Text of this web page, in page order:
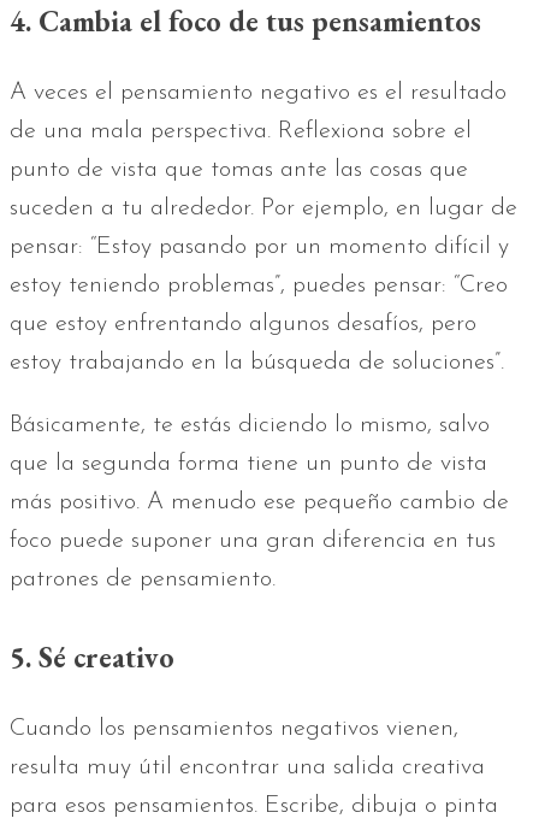
4. Cambia el foco de tus pensamientos
A veces el pensamiento negativo es el resultado
de una mala perspectiva. Reflexiona sobre el
punto de vista que tomas ante las cosas que
suceden a tu alrededor. Por ejemplo, en lugar de
pensar: “Estoy pasando por un momento difícil y
estoy teniendo problemas”, puedes pensar: “Creo
que estoy enfrentando algunos desafíos, pero
estoy trabajando en la búsqueda de soluciones”.
Básicamente, te estás diciendo lo mismo, salvo
que la segunda forma tiene un punto de vista
más positivo. A menudo ese pequeño cambio de
foco puede suponer una gran diferencia en tus
patrones de pensamiento.
5. Sé creativo
Cuando los pensamientos negativos vienen,
resulta muy útil encontrar una salida creativa
para esos pensamientos. Escribe, dibuja o pinta